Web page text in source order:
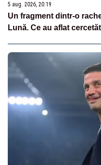
5 aug. 2026, 20:19
Un fragment dintr-o
Lună. Ce au aflat